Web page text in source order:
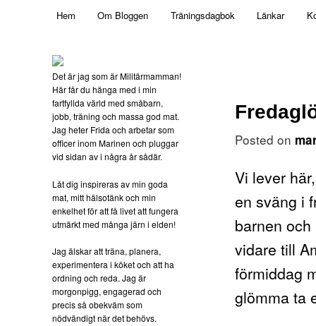
Militärmamman
Skip to primary content
Hem Om Bloggen Träningsdagbok Länkar
Posted on
Vi lever
en sväng i
barnen
vidare till
förmiddag
glömma ta
Det är jag som är Militärmamman!
Här får du hänga med i min
fartfyllda värld med småbarn,
jobb, träning och massa god mat.
Jag heter Frida och arbetar som
officer inom Marinen och pluggar
vid sidan av i några år sådär.
Låt dig inspireras av min goda
mat, mitt hälsotänk och min
enkelhet för att få livet att fungera
utmärkt med många järn i elden!
Jag älskar att träna, planera,
experimentera i köket och att ha
ordning och reda. Jag är
morgonpigg, engagerad och
precis så obekväm som
nödvändigt när det behövs.